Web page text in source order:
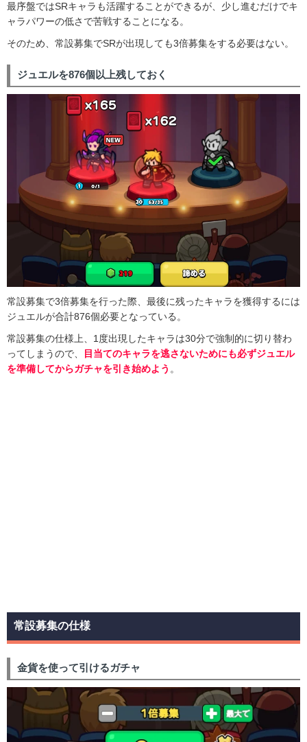
最序盤ではSRキャラも活躍することができるが、少し進むだけでキ
ャラパワーの低さで苦戦することになる。
そのため、常設募集でSRが出現しても3倍募集をする必要はない。
ジュエルを876個以上残しておく
常設募集で3倍募集を行った際、最後に残ったキャラを獲得するには
ジュエルが合計876個必要となっている。
常設募集の仕様上、1度出現したキャラは30分で強制的に切り替わ
ってしまうので、
目当てのキャラを逃さないためにも必ずジュエル
を準備してからガチャを引き始めよう 。
常設募集の仕様
金貨を使って引けるガチャ